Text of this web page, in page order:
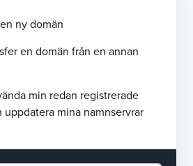
ny domän
en domän från en annan
min redan registrerade
uppdatera mina namnservrar